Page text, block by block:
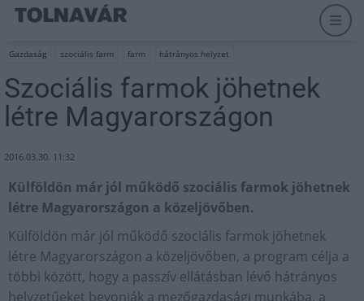
Gazdaság szociális farm farm hátrányos helyzet
Szociális farmok jöhetnek
létre Magyarországon
2016.03.30. 11:32
Külföldön már jól működő szociális farmok jöhetnek
létre Magyarországon a közeljövőben.
Külföldön már jól működő szociális farmok jöhetnek
létre Magyarországon a közeljövőben, a program célja a
többi között, hogy a passzív ellátásban lévő hátrányos
helyzetűeket bevonják a mezőgazdasági munkába, a